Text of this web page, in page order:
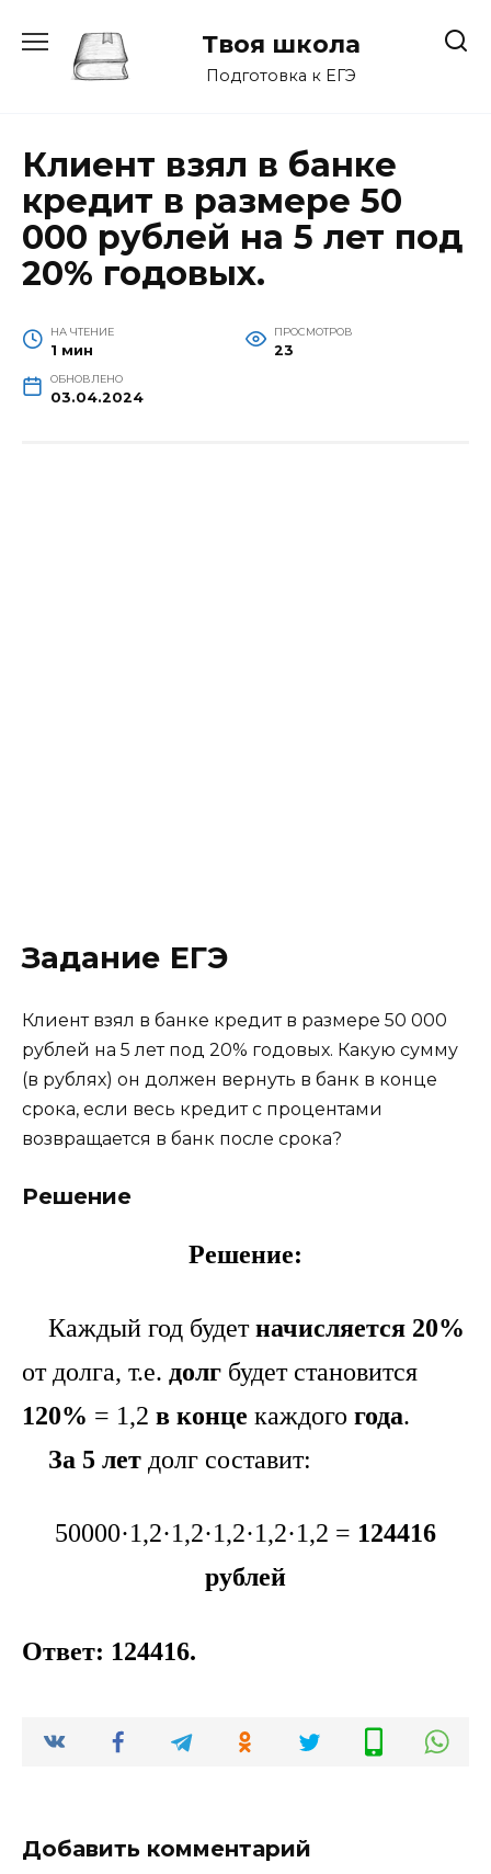
содержанию
Твоя школа
Подготовка к ЕГЭ
Клиент взял в банке
кредит в размере 50
000 рублей на 5 лет под
20% годовых.
НА ЧТЕНИЕ
1 мин
ПРОСМОТРОВ
23
ОБНОВЛЕНО
03.04.2024
Задание ЕГЭ
Клиент взял в банке кредит в размере 50 000
рублей на 5 лет под 20% годовых. Какую сумму
(в рублях) он должен вернуть в банк в конце
срока, если весь кредит с процентами
возвращается в банк после срока?
Решение
Решение:
Каждый год будетначисляется 20%
от долга, т.е. долг будет становится
120% = 1,2 в конце каждого года.
За 5 лет долг составит:
50000·1,2·1,2·1,2·1,2·1,2 = 124416
рублей
Ответ: 124416.
Добавить комментарий